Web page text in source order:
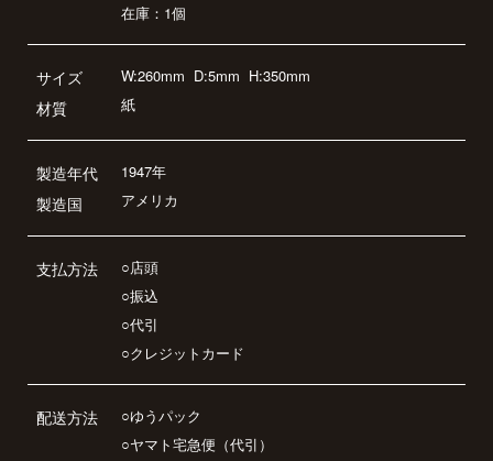
在庫：1個
サイズ
材質
W:260mm D:5mm H:350mm
紙
製造年代
製造国
1947年
アメリカ
支払方法
○店頭
○振込
○代引
○クレジットカード
配送方法
○ゆうパック
○ヤマト宅急便（代引）